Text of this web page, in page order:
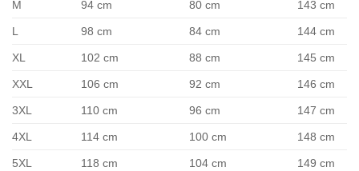
M 94 cm 80 cm 143 cm
L 98 cm 84 cm 144 cm
XL 102 cm 88 cm 145 cm
XXL 106 cm 92 cm 146 cm
3XL 110 cm 96 cm 147 cm
4XL 114 cm 100 cm 148 cm
5XL 118 cm 104 cm 149 cm